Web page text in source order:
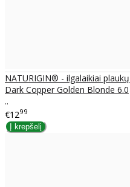
NATURIGIN® - ilgalaikiai
Dark Copper Golden Blonde 6.0
..
€1299